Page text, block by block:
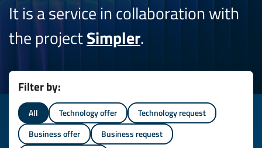
It is a service in collaboration with
the projectSimpler.
Filter by:
All Technology offer
Technology request
Business offer
Business request